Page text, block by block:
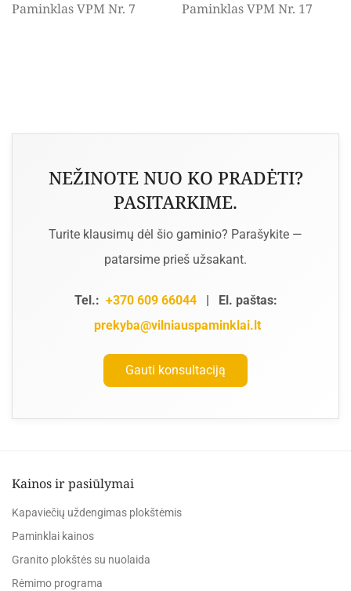
Paminklas VPM Nr. 7 Paminklas VPM Nr. 17
NEŽINOTE NUO KO PRADĖTI?
PASITARKIME.
Turite klausimų dėl šio gaminio? Parašykite —
patarsime prieš užsakant.
Tel.: +370 609 66044|
El. paštas:
prekyba@vilniauspaminklai.lt
Gauti konsultaciją
Kainos ir pasiūlymai
Kapaviečių uždengimas plokštėmis
Paminklai kainos
Granito plokštės su nuolaida
Rėmimo programa